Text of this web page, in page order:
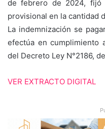
de febrero de 2024, fijó
provisional en la cantidad
La indemnización se
efectúa en cumplimiento
del Decreto Ley N°2186,
VER EXTRACTO DIGITAL